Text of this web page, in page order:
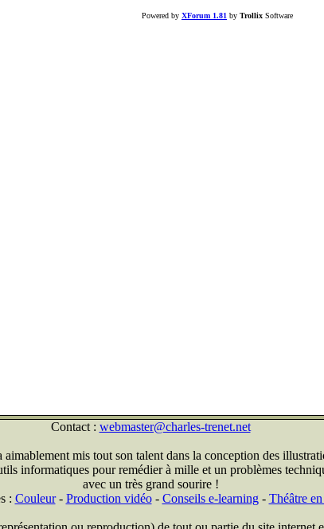
Powered by XForum 1.81 by Trollix Software
Contact : webmaster@charles-trenet.net
mis tout son talent dans la conception des
informatiques pour remédier à mille et un problèmes
avec un très grand sourire !
: Couleur- Production vidéo- Conseils e-learning- Théâtre